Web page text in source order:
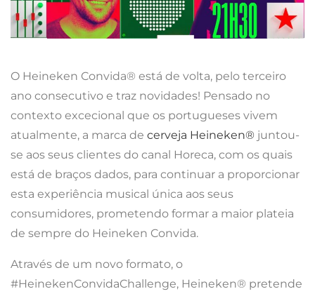
O Heineken Convida® está de volta, pelo terceiro
ano consecutivo e traz novidades! Pensado no
contexto excecional que os portugueses vivem
atualmente, a marca de cerveja Heineken® juntou-
se aos seus clientes do canal Horeca, com os quais
está de braços dados, para continuar a proporcionar
esta experiência musical única aos seus
consumidores, prometendo formar a maior plateia
de sempre do Heineken Convida.
Através de um novo formato, o
#HeinekenConvidaChallenge, Heineken® pretende